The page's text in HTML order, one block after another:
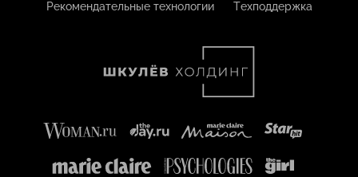
Рекомендательные технологии
Техподдержка